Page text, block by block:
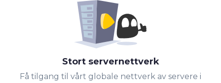
Stort servernettverk
Få tilgang til vårt globale nettverk av servere i